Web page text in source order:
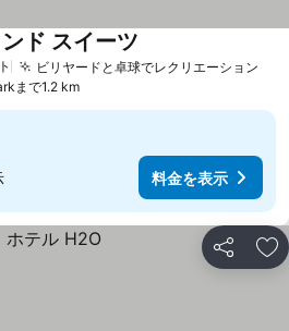
ビリヤードと卓球でレクリエーション
ド スイーツ
まで1.2 km
料金を表示
シェア お